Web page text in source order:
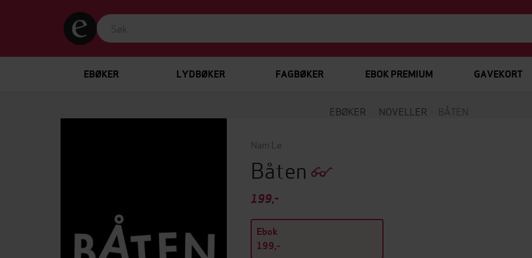
EBØKER LYDBØKER FAGBØKER EBOK PREMIUM GAVEKORT
EBØKER NOVELLER BÅTEN
Nam Le
Båten
199,-
Ebok
199,-